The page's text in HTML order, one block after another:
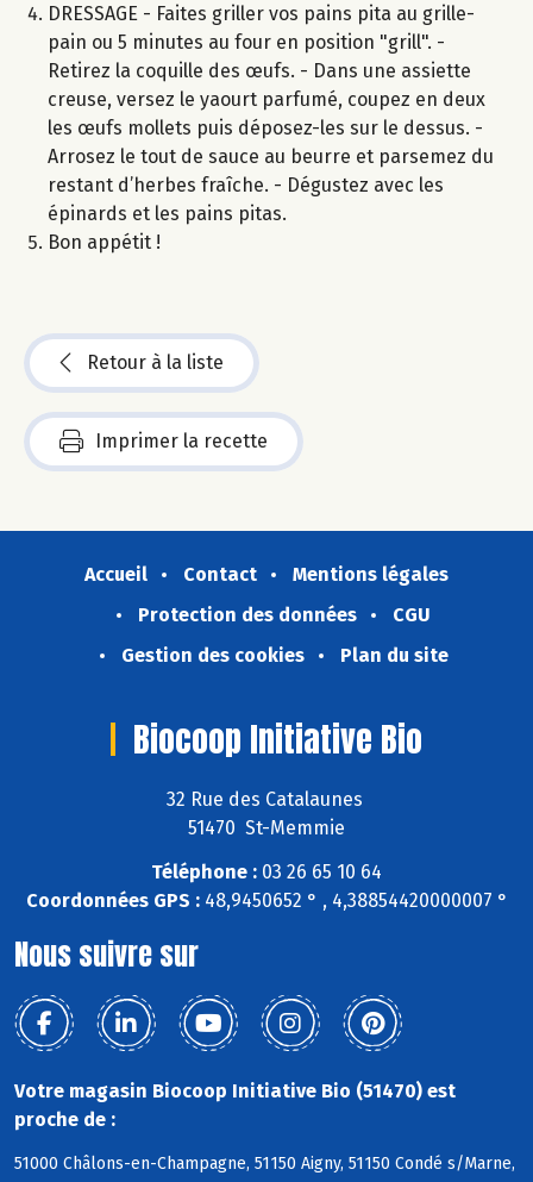
DRESSAGE - Faites griller vos pains pita au grille-
pain ou 5 minutes au four en position "grill". -
Retirez la coquille des œufs. - Dans une assiette
creuse, versez le yaourt parfumé, coupez en deux
les œufs mollets puis déposez-les sur le dessus. -
Arrosez le tout de sauce au beurre et parsemez du
restant d’herbes fraîche. - Dégustez avec les
épinards et les pains pitas.
Bon appétit !
Retour à la liste
Imprimer la recette
Accueil Contact
Mentions légales
Protection des données
CGU
Gestion des cookies
Plan du site
Biocoop Initiative Bio
32 Rue des Catalaunes
51470 St-Memmie
Téléphone : 03 26 65 10 64
Coordonnées GPS :48,9450652 ° , 4,38854420000007 °
Nous suivre sur
Votre magasin Biocoop Initiative Bio (51470) est
proche de :
51000 Châlons-en-Champagne, 51150 Aigny, 51150 Condé s/Marne,